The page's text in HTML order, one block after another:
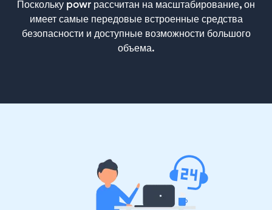
Поскольку powr рассчитан на масштабирование, он
имеет самые передовые встроенные средства
безопасности и доступные возможности большого
объема.